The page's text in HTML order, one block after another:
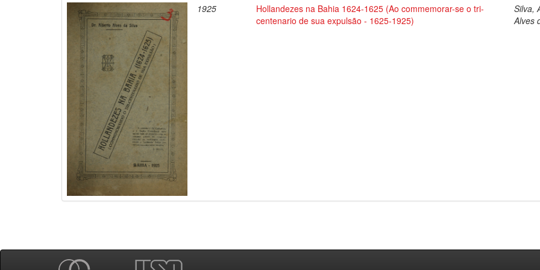
1925
Hollandezes na Bahia 1624-1625 (Ao commemorar-se o tri-
centenario de sua expulsão - 1625-1925)
Silva,
Alves